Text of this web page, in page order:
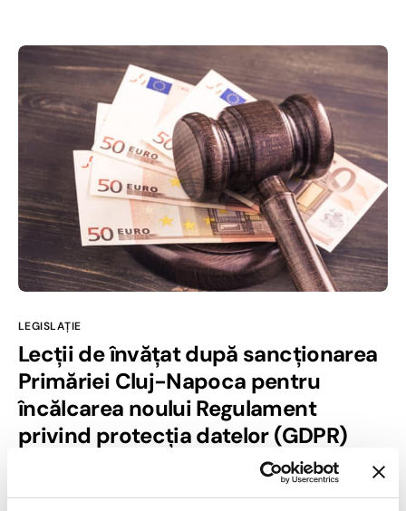
LEGISLAȚIE
Lecții de învățat după sancționarea
Primăriei Cluj-Napoca pentru
încălcarea noului Regulament
privind protecția datelor (GDPR)
NO COMMENTS YET
După cum unii dintre dumneavoastră ați aflat deja, Primăria